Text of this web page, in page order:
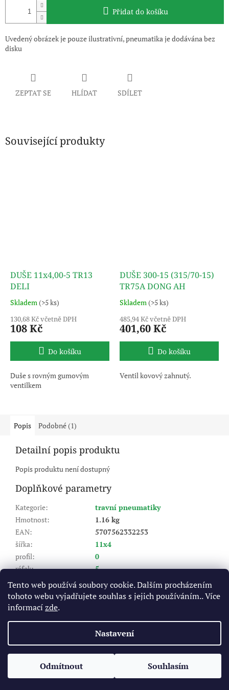
Tento web používá soubory cookie. Dalším procházením
tohoto webu vyjadřujete souhlas s jejich používáním.. Více
informacízde.
Nastavení
Odmítnout Souhlasím
Přidat do košíku
Uvedený obrázek je pouze ilustrativní, pneumatika je dodávána bez
disku
ZEPTAT SE HLÍDAT SDÍLET
Související produkty
DUŠE 11x4,00-5 TR13
DELI
Skladem (>5 ks)
130,68 Kč včetně DPH
108 Kč
Do košíku
Duše s rovným gumovým
ventilkem
DUŠE 300-15 (315/70-15)
TR75A DONG AH
Skladem (>5 ks)
485,94 Kč včetně DPH
401,60 Kč
Do košíku
Ventil kovový zahnutý.
Popis Podobné (1)
Detailní popis produktu
Popis produktu není dostupný
Doplňkové parametry
Kategorie:
travní pneumatiky
Hmotnost:
1.16 kg
EAN:
5707562332253
šířka:
11x4
profil:
0
ráfek:
5
Výrobce pneu (značka)
Dezén:
K358
Index nosnosti (LI)
Vytvořil Shoptet